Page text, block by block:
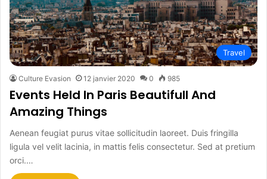
Travel
Culture Evasion 12 janvier 2020 0 985
Events Held In Paris Beautifull And
Amazing Things
Aenean feugiat purus vitae sollicitudin laoreet. Duis fringilla
ligula vel velit lacinia, in mattis felis consectetur. Sed at pretium
orci.…